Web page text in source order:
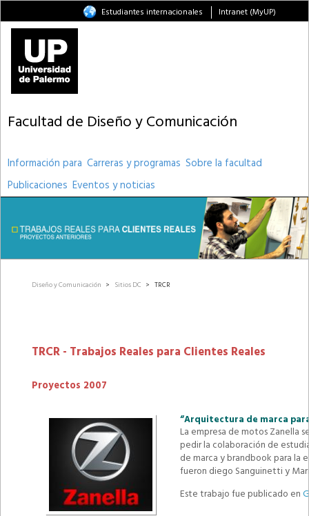
Estudiantes internacionales Intranet (MyUP)
Facultad de Diseño y Comunicación
Información para Carreras y programas Sobre la facultad
Publicaciones Eventos y noticias
Diseño y Comunicación > Sitios DC > TRCR
TRCR - Trabajos Reales para Clientes Reales
Proyectos 2007
“Arquitectura de marca
La empresa de motos Zanella
pedir la colaboración de
de marca y brandbook para la
fueron diego Sanguinetti y
Este trabajo fue publicado en